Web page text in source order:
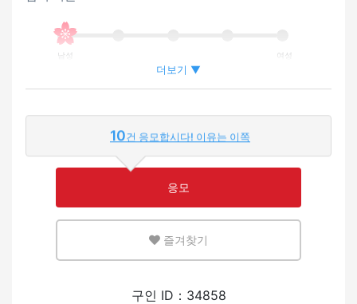
남성 여성
외국인이 근무하는 비율
영어 또는 모국어를 살릴 수 있는 환경
더보기 ▼
10건 응모합시다! 이유는 이쪽
응모
즐겨찾기
구인 ID：34858